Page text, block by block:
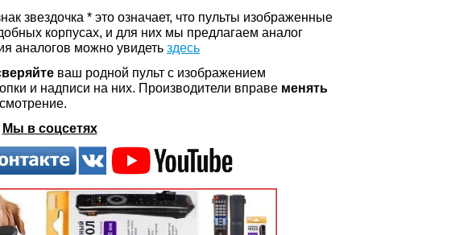
звездочка * это означает, что пульты изображенные
корпусах, и для них мы предлагаем аналог
аналогов можно увидеть здесь
ваш родной пульт с изображением
и надписи на них. Производители вправе менять
Мы в соцсетях